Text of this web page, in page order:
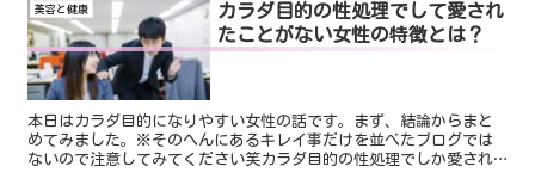
美容と健康
カラダ目的の性処理でして愛され
たことがない女性の特徴とは？
本日はカラダ目的になりやすい女性の話です。まず、結論からまと
めてみました。※そのへんにあるキレイ事だけを並べたブログでは
ないので注意してみてください笑カラダ目的の性処理でしか愛され